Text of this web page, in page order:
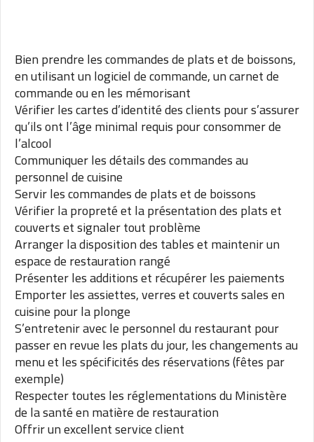
Bien prendre les commandes de plats et de boissons,
en utilisant un logiciel de commande, un carnet de
commande ou en les mémorisant
Vérifier les cartes d’identité des clients pour s’assurer
qu’ils ont l’âge minimal requis pour consommer de
l’alcool
Communiquer les détails des commandes au
personnel de cuisine
Servir les commandes de plats et de boissons
Vérifier la propreté et la présentation des plats et
couverts et signaler tout problème
Arranger la disposition des tables et maintenir un
espace de restauration rangé
Présenter les additions et récupérer les paiements
Emporter les assiettes, verres et couverts sales en
cuisine pour la plonge
S’entretenir avec le personnel du restaurant pour
passer en revue les plats du jour, les changements au
menu et les spécificités des réservations (fêtes par
exemple)
Respecter toutes les réglementations du Ministère
de la santé en matière de restauration
Offrir un excellent service client